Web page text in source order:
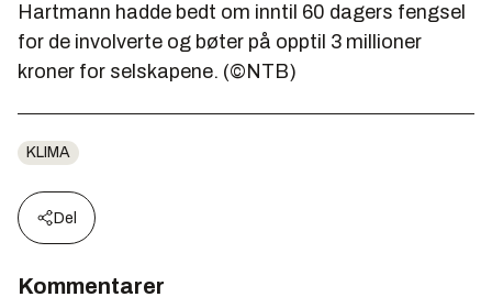
Hartmann hadde bedt om inntil 60 dagers fengsel
for de involverte og bøter på opptil 3 millioner
kroner for selskapene. (©NTB)
KLIMA
Del
Kommentarer